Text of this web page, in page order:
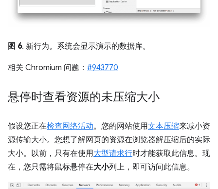
图 6. 新行为。系统会显示演示的数据库。
相关 Chromium 问题： #943770
悬停时查看资源的未压缩大小
假设您正在检查网络活动。您的网站使用文本压缩来减小资
源传输大小。您想了解网页的资源在浏览器解压缩后的实际
大小。以前，只有在使用大型请求行时才能获取此信息。现
在，您只需将鼠标悬停在大小列上，即可访问此信息。